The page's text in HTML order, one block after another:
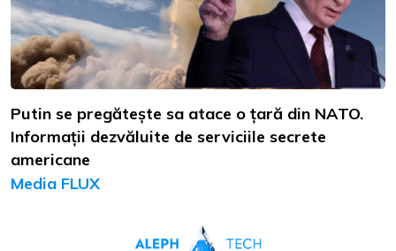
Putin se pregătește sa atace o țară din NATO.
Informații dezvăluite de serviciile secrete
americane
Media FLUX